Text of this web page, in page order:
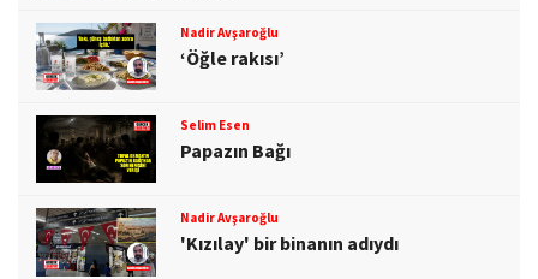
Nadir Avşaroğlu
‘Öğle rakısı’
Selim Esen
Papazın Bağı
Nadir Avşaroğlu
'Kızılay' bir binanın adıydı